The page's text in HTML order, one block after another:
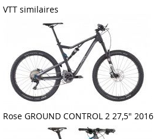
VTT similaires
Rose GROUND CONTROL 2 27,5" 2016